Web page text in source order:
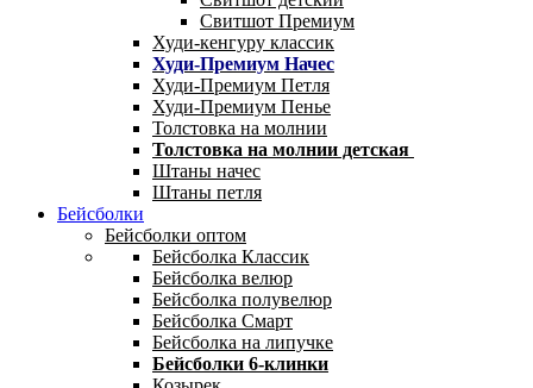
Свитшот Премиум
Худи-кенгуру классик
Худи-Премиум Начес
Худи-Премиум Петля
Худи-Премиум Пенье
Толстовка на молнии
Толстовка на молнии детская
Штаны начес
Штаны петля
Бейсболки
Бейсболки оптом
Бейсболка Классик
Бейсболка велюр
Бейсболка полувелюр
Бейсболка Смарт
Бейсболка на липучке
Бейсболки 6-клинки